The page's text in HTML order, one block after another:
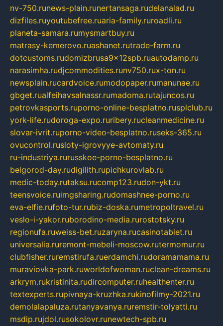
nv-750.runews-plain.runertansaga.rudelanalad.ru
dizfiles.ruyoutubefree.ruaria-family.ruroadli.ru
planeta-samara.rumysmartbuy.ru
matrasy-kemerovo.ruashanet.rutrade-farm.ru
dotcustoms.rudomizbrusa9x12spb.ruautodamp.ru
narasimha.rudjcommodities.runv750.rux-ton.ru
newsplain.rucardvoice.rumodopaper.rumanunae.ru
gbget.rualfeihavsalnassr.rumadoma.rutajuncos.ru
petrovkasports.ruporno-online-besplatno.rusplclub.ru
york-life.rudoroga-expo.ruribery.rucleanmedicine.ru
slovar-ivrit.ruporno-video-besplatno.ruseks-365.ru
ovucontrol.rusloty-igrovyye-avtomaty.ru
ru-industriya.rurusskoe-porno-besplatno.ru
belgorod-day.rudigilith.rupichkurovlab.ru
medic-today.rutaksu.rucomp123.rudon-ykt.ru
teensvoice.ruimgsharing.rudomashnee-porno.ru
eva-elfie.rufoto-tur.rubiz-doska.rumetropoltravel.ru
veslo-i-yakor.ruborodino-media.rurostotsky.ru
regionufa.ruweiss-bet.ruzaryna.rucasinotablet.ru
universalia.ruremont-mebeli-moscow.rutermomur.ru
clubfisher.ruremstirufa.ruerdamchi.rudoramamama.ru
muraviovka-park.ruworldofwoman.ruclean-dreams.ru
arkrym.rukristinita.rudircomputer.ruhealthenter.ru
textexperts.rupivnaya-kruzhka.rukinofilmy-2021.ru
demolalapaluza.rutanyavanya.ruremstir-tolyatti.ru
msdip.rujdol.rusokolovr.runewtech-spb.ru